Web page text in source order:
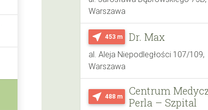
Warszawa
near_me 453 m Dr. Max
al. Aleja Niepodległości 107/109,
Warszawa
near_me 488 m
Centrum
Perla – Szpital